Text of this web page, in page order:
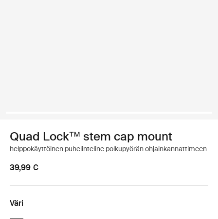
Quad Lock™ stem cap mount
helppokäyttöinen puhelinteline polkupyörän ohjainkannattimeen
39,99 €
Väri